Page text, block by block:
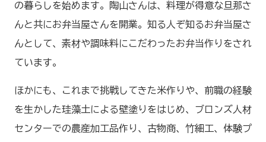
の暮らしを始めます。陶山さんは、料理が得意な旦那さ
んと共にお弁当屋さんを開業。知る人ぞ知るお弁当屋さ
んとして、素材や調味料にこだわったお弁当作りをされ
ています。
ほかにも、これまで挑戦してきた米作りや、前職の経験
を生かした珪藻土による壁塗りをはじめ、ブロンズ人材
センターでの農産加工品作り、古物商、竹細工、体験プ